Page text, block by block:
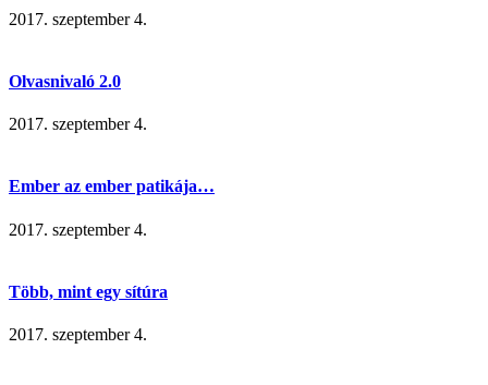
2017. szeptember 4.
Olvasnivaló 2.0
2017. szeptember 4.
Ember az ember patikája…
2017. szeptember 4.
Több, mint egy sítúra
2017. szeptember 4.